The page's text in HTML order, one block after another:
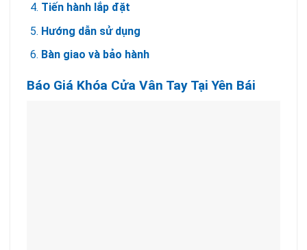
Tiến hành lắp đặt
Hướng dẫn sử dụng
Bàn giao và bảo hành
Báo Giá Khóa Cửa Vân Tay Tại Yên Bái